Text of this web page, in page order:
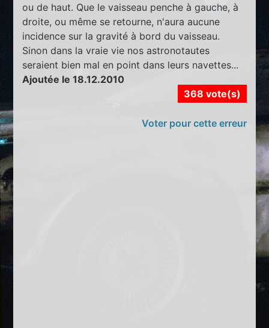
ou de haut. Que le vaisseau penche à gauche, à
droite, ou même se retourne, n'aura aucune
incidence sur la gravité à bord du vaisseau.
Sinon dans la vraie vie nos astronotautes
seraient bien mal en point dans leurs navettes...
Ajoutée le 18.12.2010
368 vote(s)
Voter pour cette erreur